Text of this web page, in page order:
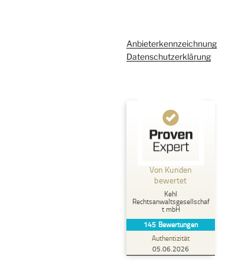
Anbieterkennzeichnung
Datenschutzerklärung
Von Kunden
bewertet
Kehl
Rechtsanwaltsgesellschaf
t mbH
145 Bewertungen
Authentizität
05.06.2026
Kundenbewertungen und Erfahrungen zu
Kehl Rechtsanwaltsgesellschaft mbH
38
ProvenExpert.com
107
Bewertungen von